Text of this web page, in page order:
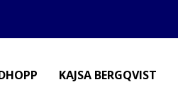
KAJSA BERGQVIST